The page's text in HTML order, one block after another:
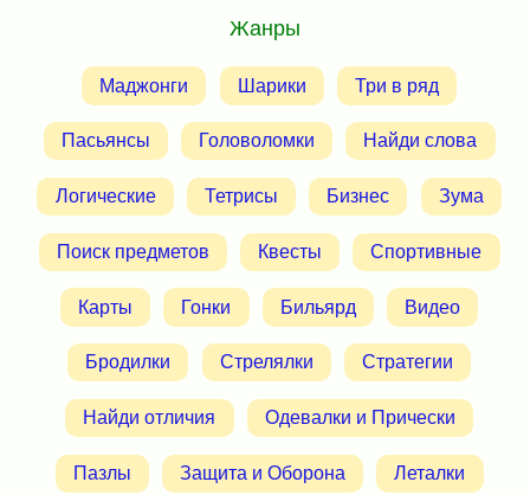
Жанры
Маджонги Шарики Три в ряд
Пасьянсы Головоломки Найди слова
Логические Тетрисы Бизнес Зума
Поиск предметов Квесты Спортивные
Карты Гонки Бильярд Видео
Бродилки Стрелялки Стратегии
Найди отличия Одевалки и Прически
Пазлы Защита и Оборона Леталки